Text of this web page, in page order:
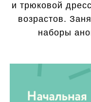
и трюковой
возрастов.
наборы